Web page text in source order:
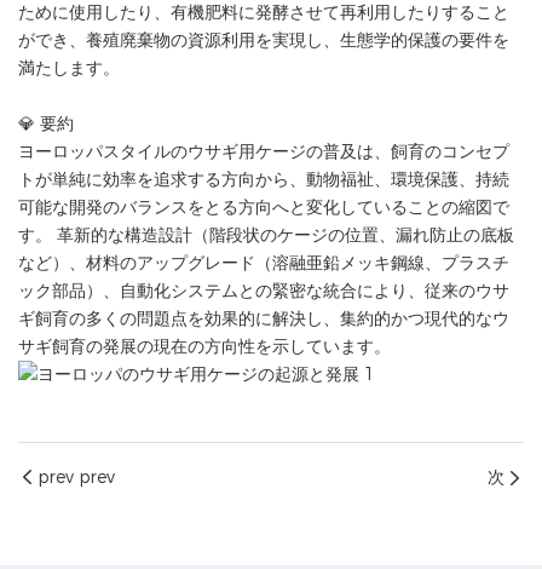
ために使用したり、有機肥料に発酵させて再利用したりすること
ができ、養殖廃棄物の資源利用を実現し、生態学的保護の要件を
満たします。
💎 要約
ヨーロッパスタイルのウサギ用ケージの普及は、飼育のコンセプ
トが単純に効率を追求する方向から、動物福祉、環境保護、持続
可能な開発のバランスをとる方向へと変化していることの縮図で
す。 革新的な構造設計（階段状のケージの位置、漏れ防止の底板
など）、材料のアップグレード（溶融亜鉛メッキ鋼線、プラスチ
ック部品）、自動化システムとの緊密な統合により、従来のウサ
ギ飼育の多くの問題点を効果的に解決し、集約的かつ現代的なウ
サギ飼育の発展の現在の方向性を示しています。
prev prev 次